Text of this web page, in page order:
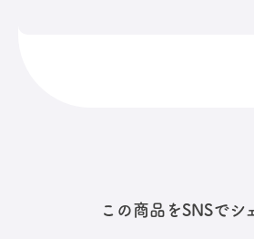
iPhoneSEや14/13/
この商品をSNSでシ